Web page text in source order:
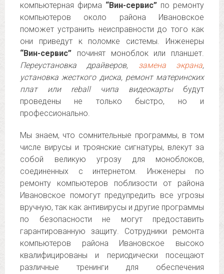
компьютерная фирма “Вин-сервис” по ремонту
компьютеров около района Ивановское
поможет устранить неисправности до того как
они приведут к поломке системы. Инженеры
“Вин-сервис” починят моноблок или планшет.
Переустановка драйверов, замена экрана,
установка жесткого диска, ремонт материнских
плат или reball чипа видеокартыбудут
проведены не только быстро, но и
профессионально.
Мы знаем, что сомнительные программы, в том
числе вирусы и троянские сигнатуры, влекут за
собой великую угрозу для моноблоков,
соединенных с интернетом. Инженеры по
ремонту компьютеров поблизости от района
Ивановское помогут предупредить все угрозы
вручную, так как антивирусы и другие программы
по безопасности не могут предоставить
гарантированную защиту. Сотрудники ремонта
компьютеров района Ивановское высоко
квалифицированы и периодически посещают
различные тренинги для обеспечения